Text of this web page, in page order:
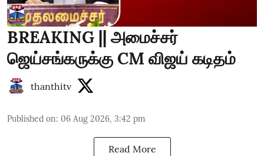
BREAKING || அமைச்சர்
ஜெய்சங்கருக்கு CM விஜய் கடிதம்
thanthitv
Published on: 06 Aug 2026, 3:42 pm
Read More